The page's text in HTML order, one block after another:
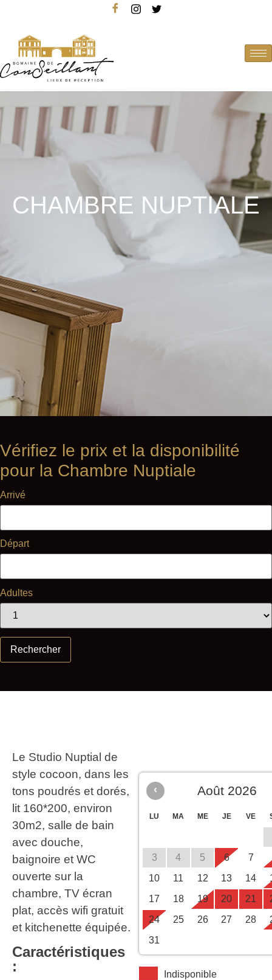
CHAMBRE NUPTIALE
Vérifiez le prix et la disponibilité
pour la Chambre Nuptiale
Arrivé
Départ
Adultes
Le Studio Nuptial de
style cocoon, dans les
tons poudrés et dorés,
lit 160*200, environ
30m2, salle de bain
avec douche,
baignoire et WC
ouverte sur la
chambre, TV écran
plat, accès wifi gratuit
et kitchenette équipée.
Caractéristiques
:
‹ Août 2026
LU MA ME JE VE
3 4 5 6
7
10
11 12 13 14
17
18 19 20 21
24
25 26 27 28
31
Indisponible